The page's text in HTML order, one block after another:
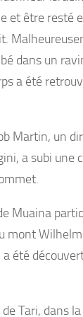
et être resté
dans un
a été
Martin, un
a subi une
Muaina
mont
a été
Tari, dans